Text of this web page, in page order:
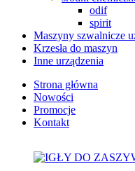
odif
spirit
Maszyny szwalnicze
Krzesła do maszyn
Inne urządzenia
Strona główna
Nowości
Promocje
Kontakt